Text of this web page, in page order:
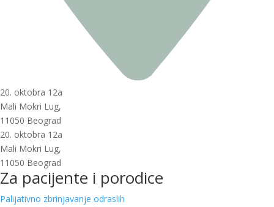
20. oktobra 12a
Mali Mokri Lug,
11050 Beograd
20. oktobra 12a
Mali Mokri Lug,
11050 Beograd
Za pacijente i porodice
Palijativno zbrinjavanje odraslih